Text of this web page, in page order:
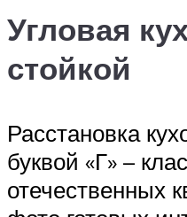
Угловая
стойкой
Расстановка
буквой «Г» –
отечественных